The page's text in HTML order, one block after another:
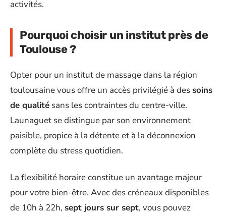
activités.
Pourquoi choisir un institut près de
Toulouse ?
Opter pour un institut de massage dans la région
toulousaine vous offre un accès privilégié à des soins
de qualité sans les contraintes du centre-ville.
Launaguet se distingue par son environnement
paisible, propice à la détente et à la déconnexion
complète du stress quotidien.
La flexibilité horaire constitue un avantage majeur
pour votre bien-être. Avec des créneaux disponibles
de 10h à 22h, sept jours sur sept, vous pouvez